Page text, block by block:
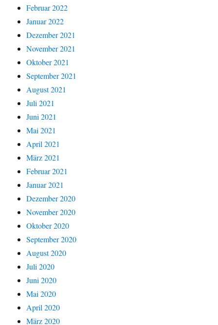
Februar 2022
Januar 2022
Dezember 2021
November 2021
Oktober 2021
September 2021
August 2021
Juli 2021
Juni 2021
Mai 2021
April 2021
März 2021
Februar 2021
Januar 2021
Dezember 2020
November 2020
Oktober 2020
September 2020
August 2020
Juli 2020
Juni 2020
Mai 2020
April 2020
März 2020